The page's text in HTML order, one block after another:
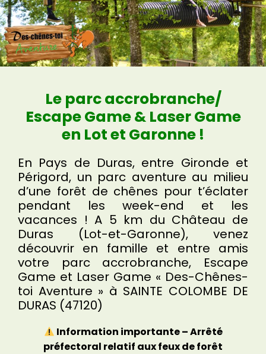
Le parc accrobranche/
Escape Game & Laser Game
en Lot et Garonne !
En Pays de Duras, entre Gironde et
Périgord, un parc aventure au milieu
d’une forêt de chênes pour t’éclater
pendant les week-end et les
vacances ! A 5 km du Château de
Duras (Lot-et-Garonne), venez
découvrir en famille et entre amis
votre parc accrobranche, Escape
Game et Laser Game « Des-Chênes-
toi Aventure » à SAINTE COLOMBE DE
DURAS (47120)
Information importante – Arrêté
préfectoral relatif aux feux de forêt